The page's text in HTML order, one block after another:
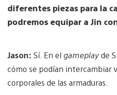
diferentes piezas para la
podremos equipar a Jin
Jason: Sí. En el gameplayde
cómo se podían intercambiar
corporales de las armaduras.